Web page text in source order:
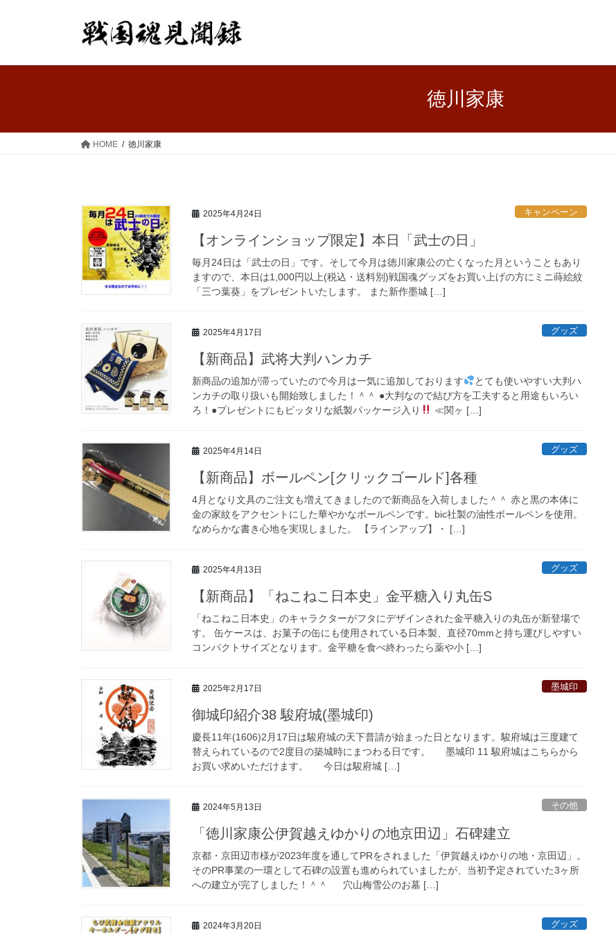
徳川家康
HOME 徳川家康
2025年4月24日 キャンペーン
【オンラインショップ限定】本日「武士の日」
毎月24日は「武士の日」です。そして今月は徳川家康公の亡くなった月ということもあり
ますので、本日は1,000円以上(税込・送料別)戦国魂グッズをお買い上げの方にミニ蒔絵紋
「三つ葉葵」をプレゼントいたします。 また新作墨城 […]
2025年4月17日 グッズ
【新商品】武将大判ハンカチ
新商品の追加が滞っていたので今月は一気に追加しております
とても使いやすい大判ハ
ンカチの取り扱いも開始致しました！＾＾ ●大判なので結び方を工夫すると用途もいろい
ろ！●プレゼントにもピッタリな紙製パッケージ入り
≪関ヶ […]
2025年4月14日 グッズ
【新商品】ボールペン[クリックゴールド]各種
4月となり文具のご注文も増えてきましたので新商品を入荷しました＾＾ 赤と黒の本体に
金の家紋をアクセントにした華やかなボールペンです。bic社製の油性ボールペンを使用。
なめらかな書き心地を実現しました。 【ラインアップ】・ […]
2025年4月13日 グッズ
【新商品】「ねこねこ日本史」金平糖入り丸缶S
「ねこねこ日本史」のキャラクターがフタにデザインされた金平糖入りの丸缶が新登場で
す。 缶ケースは、お菓子の缶にも使用されている日本製、直径70mmと持ち運びしやすい
コンパクトサイズとなります。金平糖を食べ終わったら薬や小 […]
2025年2月17日 墨城印
御城印紹介38 駿府城(墨城印)
慶長11年(1606)2月17日は駿府城の天下普請が始まった日となります。駿府城は三度建て
替えられているので2度目の築城時にまつわる日です。 墨城印 11 駿府城はこちらから
お買い求めいただけます。 今日は駿府城 […]
2024年5月13日 その他
「徳川家康公伊賀越えゆかりの地京田辺」石碑建立
京都・京田辺市様が2023年度を通してPRをされました「伊賀越えゆかりの地・京田辺」。
そのPR事業の一環として石碑の設置も進められていましたが、当初予定されていた3ヶ所
への建立が完了しました！＾＾ 穴山梅雪公のお墓 […]
2024年3月20日 グッズ